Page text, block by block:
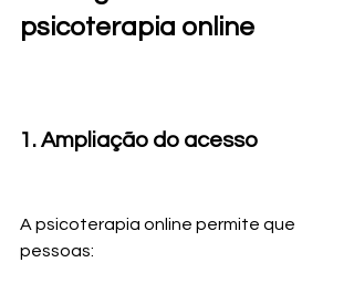
psicoterapia online
1. Ampliação do acesso
A psicoterapia online permite que
pessoas: